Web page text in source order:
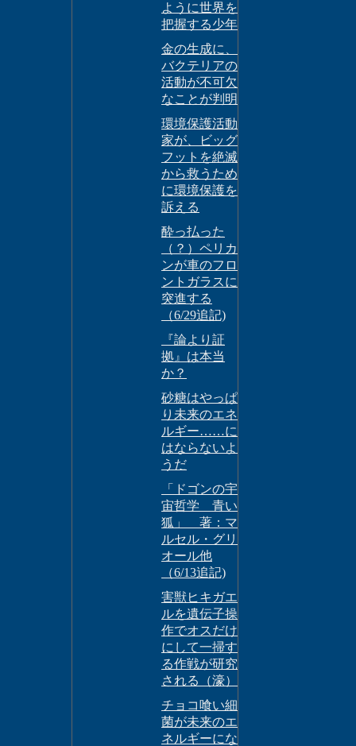
ように世界を
把握する少年
金の生成に、
バクテリアの
活動が不可欠
なことが判明
環境保護活動
家が、ビッグ
フットを絶滅
から救うため
に環境保護を
訴える
酔っ払った
（？）ペリカ
ンが車のフロ
ントガラスに
突進する
（6/29追記)
『論より証
拠』は本当
か？
砂糖はやっぱ
り未来のエネ
ルギー……に
はならないよ
うだ
「ドゴンの宇
宙哲学 青い
狐」 著：マ
ルセル・グリ
オール他
（6/13追記)
害獣ヒキガエ
ルを遺伝子操
作でオスだけ
にして一掃す
る作戦が研究
される（濠）
チョコ喰い細
菌が未来のエ
ネルギーにな